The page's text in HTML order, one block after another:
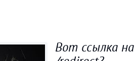
Вот ссылка